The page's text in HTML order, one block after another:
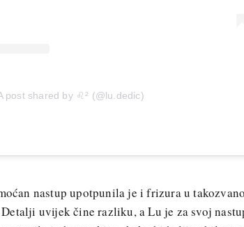
post shared by ♌︎² (@lu.dedic)
nastup upotpunila je i frizura u
uvijek čine razliku, a Lu je za svoj